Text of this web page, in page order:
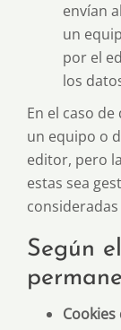
envían
un
por el
los
En el caso
un equipo o
editor, pero
estas sea
Según
Cookies